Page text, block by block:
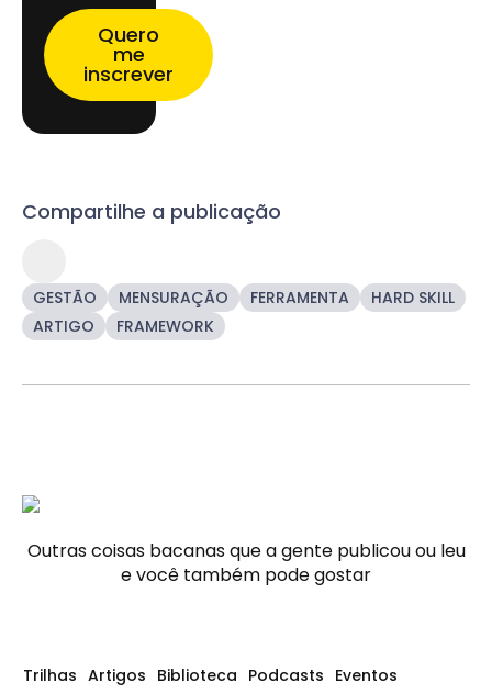
Quero
me
inscrever
Compartilhe a publicação
GESTÃO MENSURAÇÃO FERRAMENTA
HARD SKILL
ARTIGO
FRAMEWORK
Outras coisas bacanas que a gente publicou ou leu
e você também pode gostar
Trilhas Artigos Biblioteca Podcasts Eventos